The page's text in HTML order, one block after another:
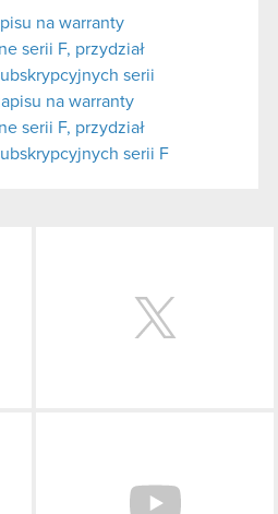
na warranty
serii F, przydział
serii
na warranty
serii F, przydział
serii F